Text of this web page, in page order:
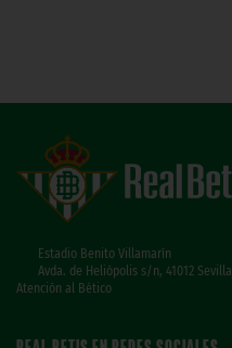
Estadio Benito Villamarín
Avda. de Heliópolis s/n, 41012 Sevilla
Atención al Bético